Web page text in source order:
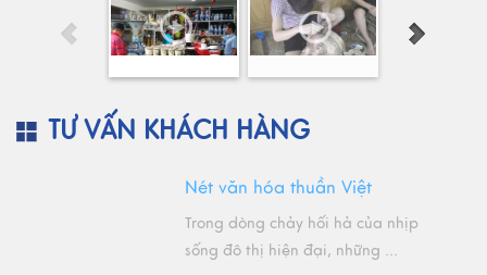
TƯ VẤN KHÁCH HÀNG
Nét văn hóa thuần Việt
Trong dòng chảy hối hả của nhịp
sống đô thị hiện đại, những ...